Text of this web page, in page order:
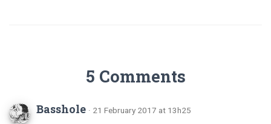
5 Comments
Basshole · 21 February 2017 at 13h25